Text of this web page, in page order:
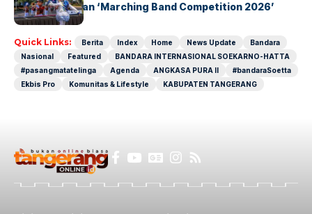
Petals Hadirkan ‘Marching Band Competition 2026’
Quick Links: Berita Index Home News Update
Bandara
Nasional
Featured
BANDARA INTERNASIONAL SOEKARNO-HATTA
#pasangmatatelinga
Agenda ANGKASA PURA II
#bandaraSoetta
Ekbis Pro
Komunitas & Lifestyle KABUPATEN TANGERANG